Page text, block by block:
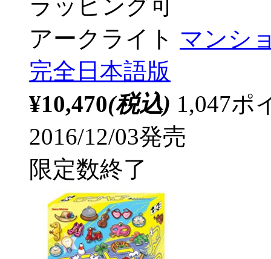
ラッピング可
アークライト マンシ
完全日本語版
¥10,470(税込) 1,047ポ
2016/12/03発売
限定数終了